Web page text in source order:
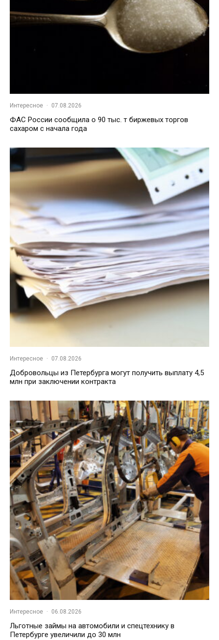
Интересное · 07.08.2026
ФАС России сообщила о 90 тыс. т биржевых торгов
сахаром с начала года
Интересное · 07.08.2026
Добровольцы из Петербурга могут получить выплату 4,5
млн при заключении контракта
Интересное · 06.08.2026
Льготные займы на автомобили и спецтехнику в
Петербурге увеличили до 30 млн